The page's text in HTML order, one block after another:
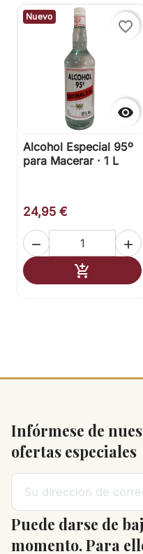
Nuevo

favorite_border
Alcohol Especial 95º
para Macerar · 1 L
24,95 €
 
 Añadir al
Infórmese de
ofertas especiales
Puede darse de
momento. Para